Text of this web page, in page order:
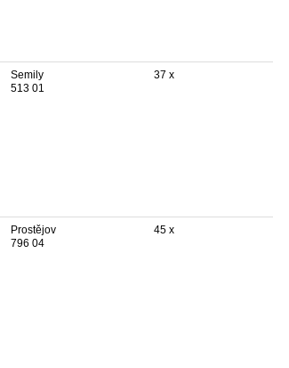
Semily
513 01
37 x
Prostějov
796 04
45 x